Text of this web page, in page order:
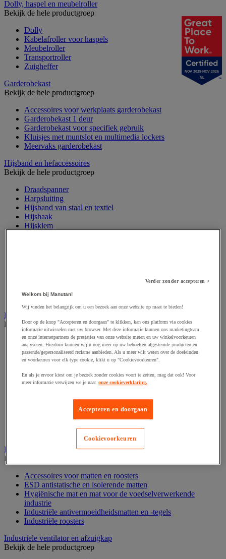
Dolly, haspel en meubelroller
Bekijk de hele productgroep
Dolly
Kabelafroller voor haspels
Meubelroller
Transportroller
Zuigheffer
Garderobekast
Bekijk de hele productgroep
Accessoires voor werkplaats garderobekast
Garderobekast 1 deur
Garderobekast voor specifiek gebruik
Kluisjes met muntslot en multimedia lockers
Meervaks garderobekast
Hijsband en hefaccessoires
Bekijk de hele productgroep
Draadspanner
Harpsluiting
Hijsband van staal en textiel
Hijshaak
Hijsklem
Touw en draad
Industriële en magazijnstellingen
Bekijk de hele productgroep
Doorschuifstelling en doorrolstelling
Draagarmstelling voor lange lasten
Entresol voor magazijn
Middelzware stelling
Palletstelling
Stelling voor detail- en groothandel
Stellingen voor de automobielindustrie
Industriële mat, tegel en rooster
Bekijk de hele productgroep
Accessoires voor matten en roosters
ESD antistatische en isolerende matten
Hygiënische mat en mat voor de voedselverwerkende
industrie
Industriële antivermoeidheidsmatten en -tegels
Industriële roosters
Industriele ventilator en afzuigkap
Bekijk de hele productgroep
NOV 2025-NOV 2026
NL
Verder zonder accepteren >
Welkom bij Manutan!
Wij vinden het belangrijk om u een bezoek aan onze website op maat te bieden!
Door op de knop "Accepteren en doorgaan" te klikken, kan ons platform via cookies
informatie uitwisselen met uw browser. Met deze informatie kunnen ons marketingteam
en onze internetpartners de prestaties van onze website meten en uw winkelvoorkeuren
analyseren. Hierdoor kunnen wij u nog meer op uw behoeften afgestemde producten en
passende/gepersonaliseerd reclame aanbieden. Als u meer wilt weten over de doeleinden
en voorkeuren voor elk type cookie, klikt u op "Cookievoorkeuren".
En als je ervoor kiest om je bezoek zonder cookies voort te zetten, mag dat ook! Voor
meer informatie verwijzen we je naar onze cookieverklaring.
Accepteren en doorgaan
Cookievoorkeuren